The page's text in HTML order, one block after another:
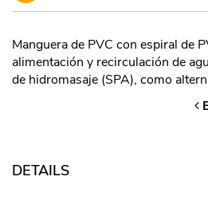
Manguera de PVC con espiral de
alimentación y recirculación de
de hidromasaje (SPA), como
DETAILS